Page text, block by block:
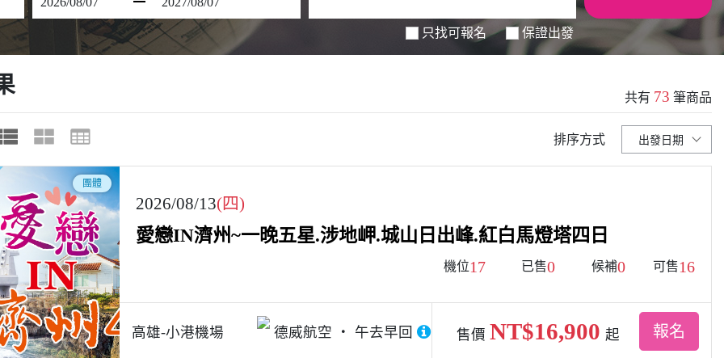
只找可報名 保證出發
共有 73 筆商品
排序方式
團體
2026/08/13(四)
愛戀IN濟州~一晚五星.涉地岬.城山日出峰.紅白馬燈塔四日
機位17 已售0 候補0 可售16
高雄-小港機場 德威航空 午去早回 售價NT$16,900 起 報名